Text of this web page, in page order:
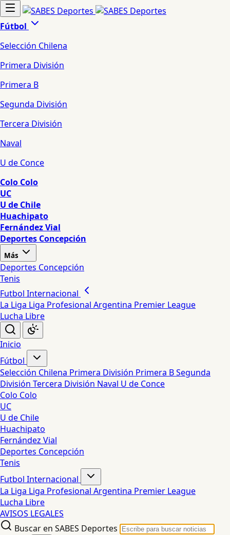
Fútbol
Selección Chilena
Primera División
Primera B
Segunda División
Tercera División
Naval
U de Conce
Colo Colo
UC
U de Chile
Huachipato
Fernández Vial
Deportes Concepción
Más
Deportes Concepción
Tenis
Futbol Internacional
La Liga Liga Profesional Argentina Premier League
Lucha Libre
Inicio
Fútbol
Selección Chilena Primera División Primera BSegunda
División Tercera División Naval U de Conce
Colo Colo
UC
U de Chile
Huachipato
Fernández Vial
Deportes Concepción
Tenis
Futbol Internacional
La Liga Liga Profesional Argentina Premier League
Lucha Libre
AVISOS LEGALES
Buscar en SABES Deportes